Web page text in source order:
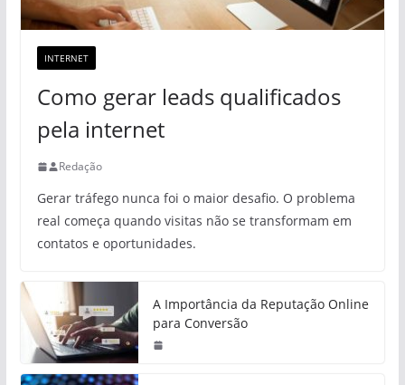
INTERNET
Como gerar leads qualificados
pela internet
Redação
Gerar tráfego nunca foi o maior desafio. O problema
real começa quando visitas não se transformam em
contatos e oportunidades.
A Importância da Reputação Online
para Conversão